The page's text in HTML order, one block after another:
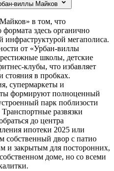
виллы Майков
в том, что
формата здесь органично
мегаполиса.
от «Урбан-виллы
школы, детские
клубы, что избавляет
стояния в пробках.
супермаркеты и
формируют полноценный
парк поблизости
развязки
до центра
ипотеки 2025 или
собственный двор с патио
и закрытым для посторонних,
доме, но со всеми